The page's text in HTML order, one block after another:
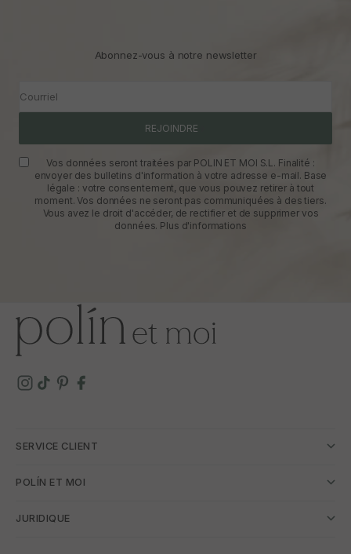
Abonnez-vous à notre newsletter
Courriel
REJOINDRE
Vos données seront traitées par POLIN ET MOI S.L. Finalité :
envoyer des bulletins d'information à votre adresse e-mail. Base
légale : votre consentement, que vous pouvez retirer à tout
moment. Vos données ne seront pas communiquées à des tiers.
Vous avez le droit d'accéder, de rectifier et de supprimer vos
données. Plus d'informations
SERVICE CLIENT
POLÍN ET MOI
JURIDIQUE